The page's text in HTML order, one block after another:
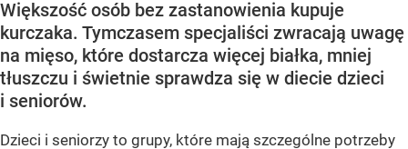
Większość osób bez zastanowienia kupuje
kurczaka. Tymczasem specjaliści zwracają uwagę
na mięso, które dostarcza więcej białka, mniej
tłuszczu i świetnie sprawdza się w diecie dzieci
i seniorów.
Dzieci i seniorzy to grupy, które mają szczególne potrzeby